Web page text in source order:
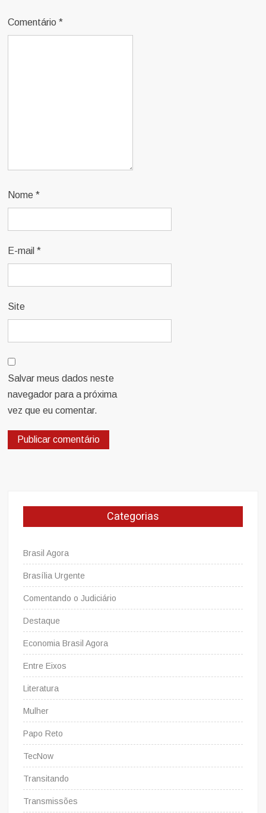
Comentário*
Nome*
E-mail*
Site
Salvar meus dados neste
navegador para a próxima
vez que eu comentar.
Categorias
Brasil Agora
Brasília Urgente
Comentando o Judiciário
Destaque
Economia Brasil Agora
Entre Eixos
Literatura
Mulher
Papo Reto
TecNow
Transitando
Transmissões